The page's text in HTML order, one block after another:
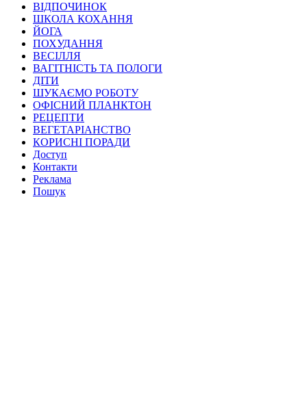
ВІДПОЧИНОК
ШКОЛА КОХАННЯ
ЙОГА
ПОХУДАННЯ
ВЕСІЛЛЯ
ВАГІТНІСТЬ ТА ПОЛОГИ
ДІТИ
ШУКАЄМО РОБОТУ
ОФІСНИЙ ПЛАНКТОН
РЕЦЕПТИ
ВЕГЕТАРІАНСТВО
КОРИСНІ ПОРАДИ
Доступ
Контакти
Реклама
Пошук